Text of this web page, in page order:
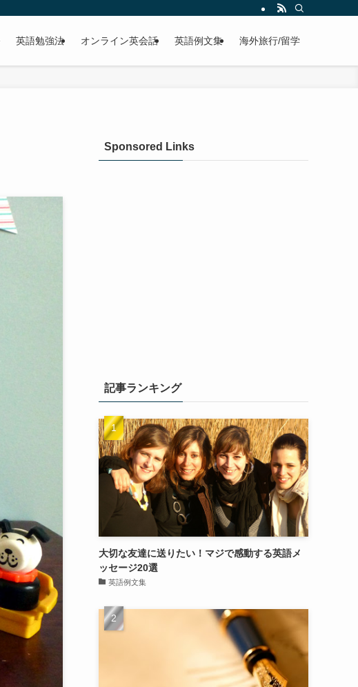
英語勉強法 オンライン英会話 英語例文集 海外旅行/留学
Sponsored Links
記事ランキング
大切な友達に送りたい！マジで感動する英語メ
ッセージ20選
英語例文集